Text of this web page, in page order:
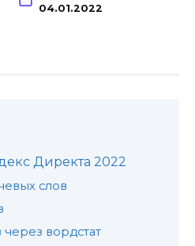
04.01.2022
Директа 2022
слов
вордстат